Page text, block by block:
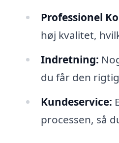
Professionel
høj kvalitet,
Indretning:
du får den
Kundeservice:
processen, så